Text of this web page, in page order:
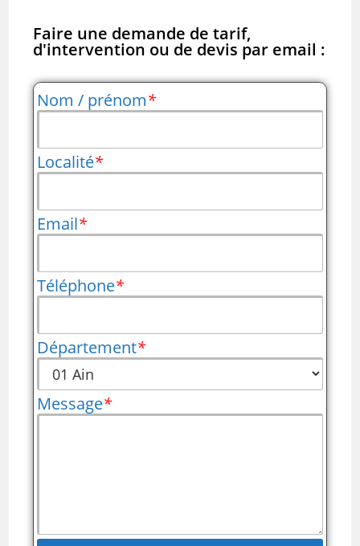
Faire une demande de tarif,
d'intervention ou de devis par email :
Nom / prénom*
Localité*
Email*
Téléphone*
Département*
Message*